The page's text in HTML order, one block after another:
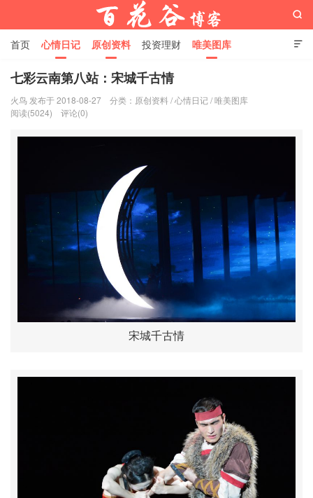

首页 心情日记 原创资料 投资理财 唯美图库
影音视频 工作照片 Python代码

七彩云南第八站：宋城千古情
火鸟 发布于 2018-08-27 分类： 原创资料 /心情日记/唯美图库
阅读(5024)
评论(0)
宋城千古情